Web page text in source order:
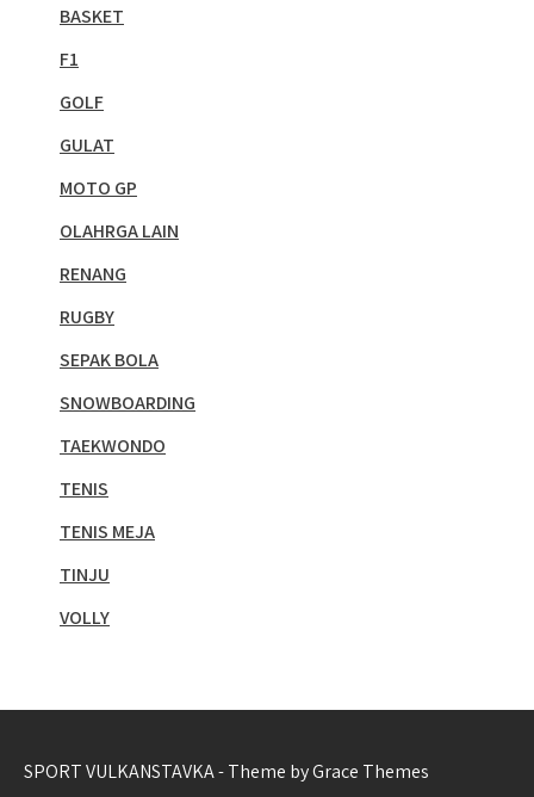
BASKET
F1
GOLF
GULAT
MOTO GP
OLAHRGA LAIN
RENANG
RUGBY
SEPAK BOLA
SNOWBOARDING
TAEKWONDO
TENIS
TENIS MEJA
TINJU
VOLLY
SPORT VULKANSTAVKA - Theme by Grace Themes